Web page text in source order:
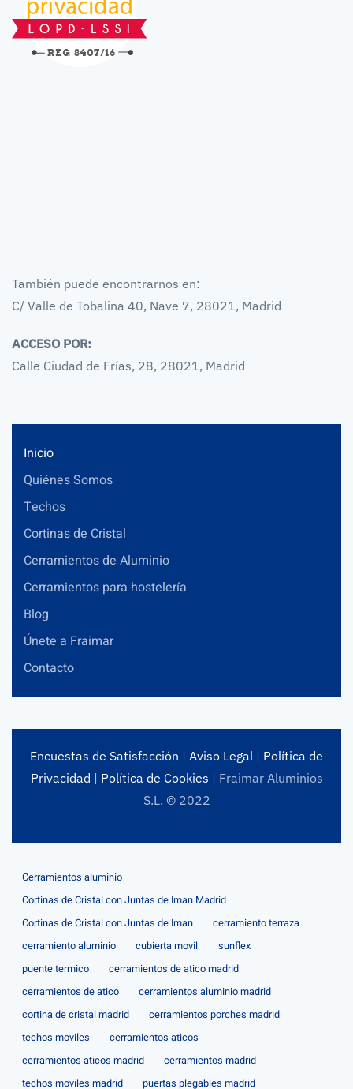
También puede encontrarnos en:
C/ Valle de Tobalina 40, Nave 7, 28021, Madrid
ACCESO POR:
Calle Ciudad de Frías, 28, 28021, Madrid
Inicio
Quiénes Somos
Techos
Cortinas de Cristal
Cerramientos de Aluminio
Cerramientos para hostelería
Blog
Únete a Fraimar
Contacto
Encuestas de Satisfacción | Aviso Legal | Política de
Privacidad | Política de Cookies | Fraimar Aluminios
S.L. © 2022
Cerramientos aluminio
Cortinas de Cristal con Juntas de Iman Madrid
Cortinas de Cristal con Juntas de Iman
cerramiento terraza
cerramiento aluminio
cubierta movil
sunflex
puente termico
cerramientos de atico madrid
cerramientos de atico
cerramientos aluminio madrid
cortina de cristal madrid
cerramientos porches madrid
techos moviles
cerramientos aticos
cerramientos aticos madrid
cerramientos madrid
techos moviles madrid
puertas plegables madrid